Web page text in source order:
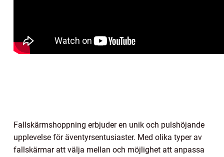
Fallskärmshoppning erbjuder en unik och pulshöjande
upplevelse för äventyrsentusiaster. Med olika typer av
fallskärmar att välja mellan och möjlighet att anpassa